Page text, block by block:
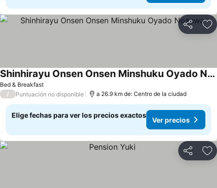
Compartir
Bed & Breakfast
Shinhirayu Onsen Onsen Minshuku Oyado Nozawa
Ver precios
/ Puntuación no disponible a 26.9 km de: Centro de la ciudad
Elige fechas para ver los precios exactos
Ver precios
Compartir